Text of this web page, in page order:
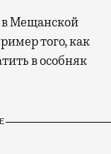
того, как
в особняк